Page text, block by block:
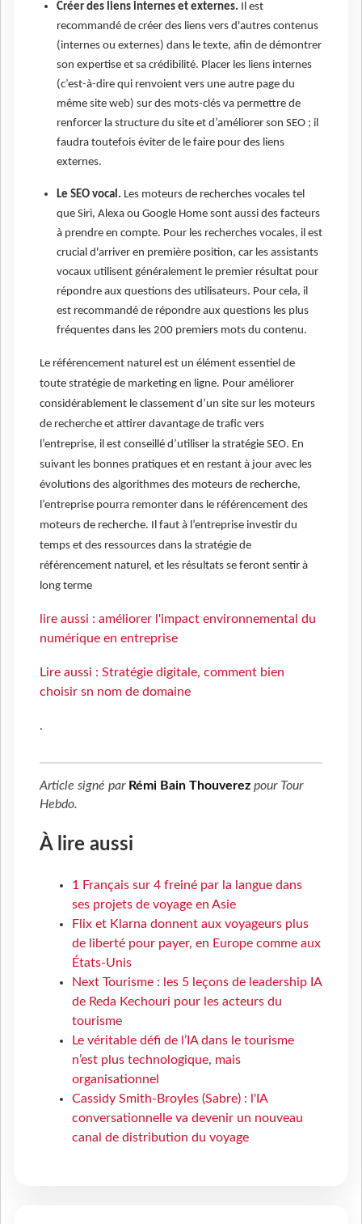
Créer des liens internes et externes. Il est
recommandé de créer des liens vers d'autres contenus
(internes ou externes) dans le texte, afin de démontrer
son expertise et sa crédibilité. Placer les liens internes
(c’est-à-dire qui renvoient vers une autre page du
même site web) sur des mots-clés va permettre de
renforcer la structure du site et d’améliorer son SEO ; il
faudra toutefois éviter de le faire pour des liens
externes.
Le SEO vocal. Les moteurs de recherches vocales tel
que Siri, Alexa ou Google Home sont aussi des facteurs
à prendre en compte. Pour les recherches vocales, il est
crucial d'arriver en première position, car les assistants
vocaux utilisent généralement le premier résultat pour
répondre aux questions des utilisateurs. Pour cela, il
est recommandé de répondre aux questions les plus
fréquentes dans les 200 premiers mots du contenu.
Le référencement naturel est un élément essentiel de
toute stratégie de marketing en ligne. Pour améliorer
considérablement le classement d’un site sur les moteurs
de recherche et attirer davantage de trafic vers
l’entreprise, il est conseillé d’utiliser la stratégie SEO. En
suivant les bonnes pratiques et en restant à jour avec les
évolutions des algorithmes des moteurs de recherche,
l’entreprise pourra remonter dans le référencement des
moteurs de recherche. Il faut à l’entreprise investir du
temps et des ressources dans la stratégie de
référencement naturel, et les résultats se feront sentir à
long terme
lire aussi : améliorer l'impact environnemental du
numérique en entreprise
Lire aussi : Stratégie digitale, comment bien
choisir sn nom de domaine
.
Article signé par Rémi Bain Thouverez pour Tour
Hebdo.
À lire aussi
1 Français sur 4 freiné par la langue dans
ses projets de voyage en Asie
Flix et Klarna donnent aux voyageurs plus
de liberté pour payer, en Europe comme aux
États-Unis
Next Tourisme : les 5 leçons de leadership IA
de Reda Kechouri pour les acteurs du
tourisme
Le véritable défi de l’IA dans le tourisme
n’est plus technologique, mais
organisationnel
Cassidy Smith-Broyles (Sabre) : l'IA
conversationnelle va devenir un nouveau
canal de distribution du voyage